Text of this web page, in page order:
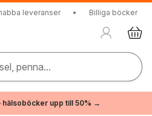
leveranser • Billiga böcker
penna...
hälsoböcker upp till 50% →